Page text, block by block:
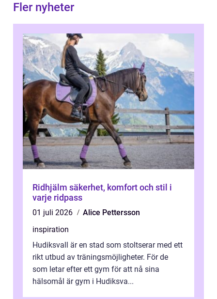
Fler nyheter
Ridhjälm säkerhet, komfort och stil i
varje ridpass
01 juli 2026
Alice Pettersson
inspiration
Hudiksvall är en stad som stoltserar med ett
rikt utbud av träningsmöjligheter. För de
som letar efter ett gym för att nå sina
hälsomål är gym i Hudiksva...